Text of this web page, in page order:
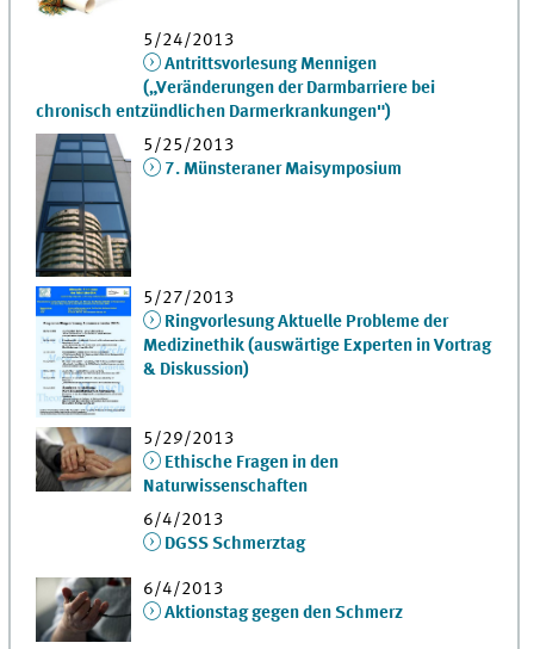
5/24/2013
Antrittsvorlesung Mennigen
(„Veränderungen der Darmbarriere bei
chronisch entzündlichen Darmerkrankungen")
5/25/2013
7. Münsteraner Maisymposium
5/27/2013
Ringvorlesung Aktuelle Probleme der
Medizinethik (auswärtige Experten in Vortrag
& Diskussion)
5/29/2013
Ethische Fragen in den
Naturwissenschaften
6/4/2013
DGSS Schmerztag
6/4/2013
Aktionstag gegen den Schmerz